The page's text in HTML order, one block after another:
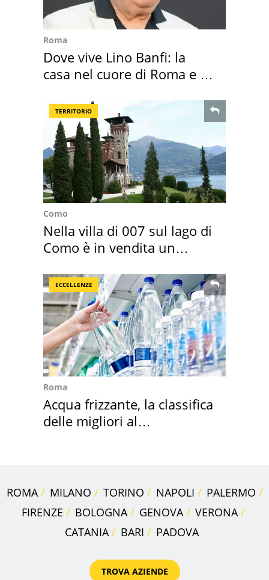
Roma
Dove vive Lino Banfi: la
casa nel cuore di Roma e i
TERRITORIO
Como
Nella villa di 007 sul lago di
Como è in vendita un
ECCELLENZE
Roma
Acqua frizzante, la classifica
delle migliori al
ROMA MILANO TORINO NAPOLI
PALERMO
FIRENZE
BOLOGNA GENOVA
VERONA
CATANIA
BARI PADOVA
TROVA AZIENDE